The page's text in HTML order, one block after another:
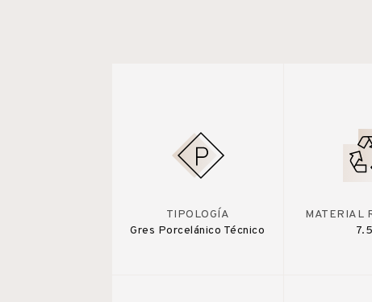
TIPOLOGÍA
Gres Porcelánico Técnico
MATERIAL